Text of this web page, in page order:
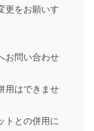
更をお願いす
お問い合わせ
用はできませ
トとの併用に